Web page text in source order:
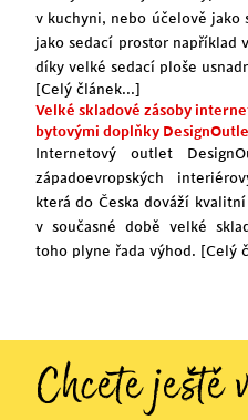
v kuchyni, nebo účelově
jako sedací prostor například
díky velké sedací ploše
[Celý článek...]
Velké skladové zásoby
bytovými doplňky
Internetový outlet
západoevropských
která do Česka dováží
v současné době velké
toho plyne řada výhod. [Celý
Chcete ještě